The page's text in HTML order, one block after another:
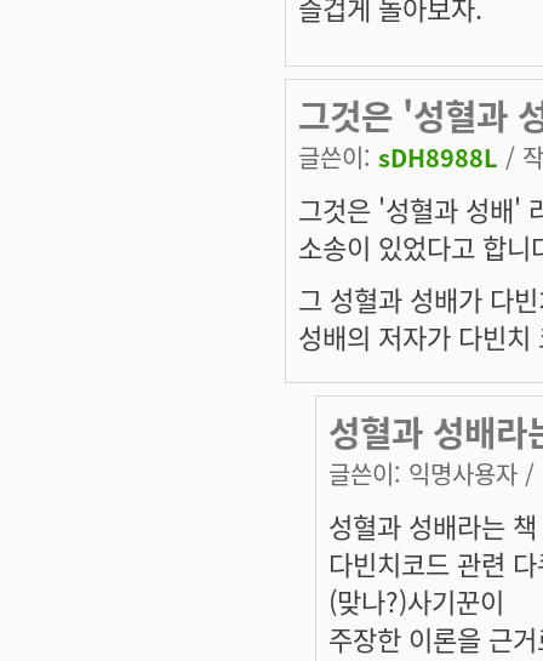
그것은 '성혈과
글쓴이: sDH8988L /
그것은 '성혈과 성배'
소송이 있었다고 합
그 성혈과 성배가 다
성배의 저자가 다빈
성혈과 성배라
글쓴이: 익명사용자 /
성혈과 성배라는
다빈치코드 관련
(맞나?)사기꾼이
주장한 이론을 근